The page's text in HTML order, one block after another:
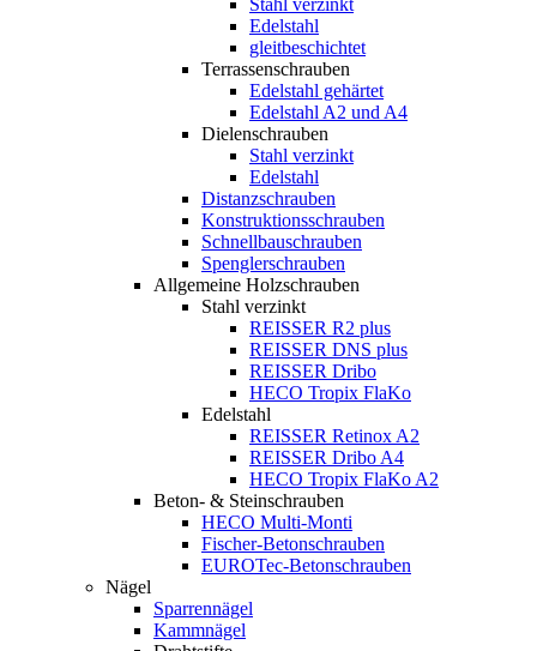
Stahl verzinkt
Edelstahl
gleitbeschichtet
Terrassenschrauben
Edelstahl gehärtet
Edelstahl A2 und A4
Dielenschrauben
Stahl verzinkt
Edelstahl
Distanzschrauben
Konstruktionsschrauben
Schnellbauschrauben
Spenglerschrauben
Allgemeine Holzschrauben
Stahl verzinkt
REISSER R2 plus
REISSER DNS plus
REISSER Dribo
HECO Tropix FlaKo
Edelstahl
REISSER Retinox A2
REISSER Dribo A4
HECO Tropix FlaKo A2
Beton- & Steinschrauben
HECO Multi-Monti
Fischer-Betonschrauben
EUROTec-Betonschrauben
Nägel
Sparrennägel
Kammnägel